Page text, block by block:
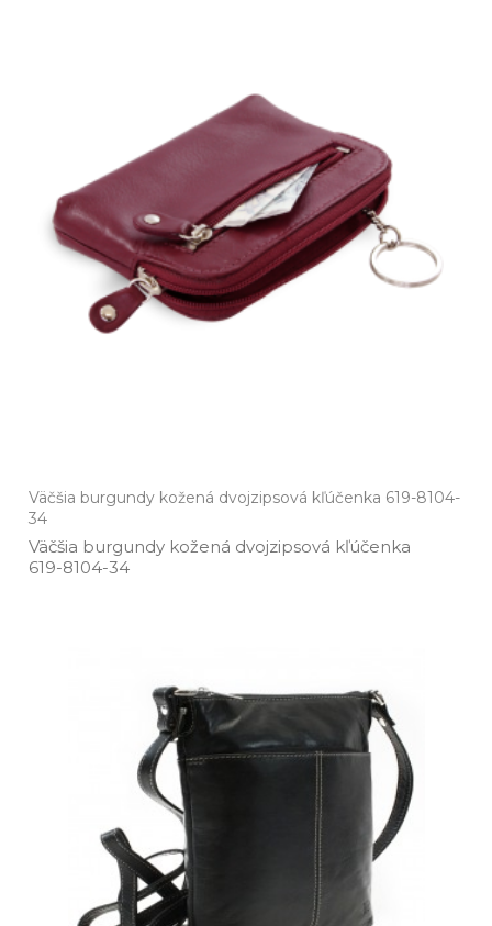
Väčšia burgundy kožená dvojzipsová kľúčenka 619-8104-
34
Väčšia burgundy kožená dvojzipsová kľúčenka
619­-8104­-34